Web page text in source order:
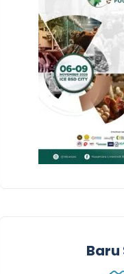
Baru